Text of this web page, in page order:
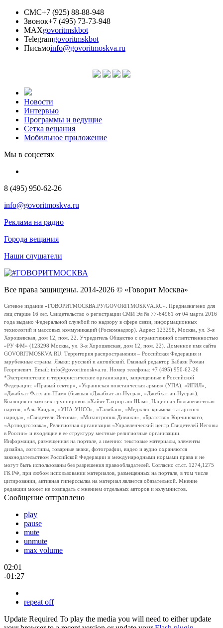
СМС+7 (925) 88-88-948
Звонок+7 (495) 73-73-948
MAXgovoritmskbot
Telegramgovoritmskbot
Письмоinfo@govoritmoskva.ru
Новости
Интервью
Программы и ведущие
Сетка вещания
Мобильное приложение
Мы в соцсетях
8 (495) 950-62-26
info@govoritmoskva.ru
Реклама на радио
Города вещания
Наши слушатели
Все права защищены. 2014-2026 © «Говорит Москва»
Сетевое издание «ГОВОРИТМОСКВА.РУ/GOVORITMOSKVA.RU». Предназначено для
лиц старше 16 лет. Свидетельство о регистрации СМИ Эл № 77-64961 от 04 марта 2016
года выдано Федеральной службой по надзору в сфере связи, информационных
технологий и массовых коммуникаций (Роскомнадзор). Адрес: 123298, Москва, ул. 3-я
Хорошевская, дом 12, пом. 22. Учредитель Общество с ограниченной ответственностью
«РУ ФМ» (123298 Москва, ул. 3-я Хорошевская, дом 12, пом. 22). Доменное имя сайта
GOVORITMOSKVA.RU. Территория распространения – Российская Федерация и
зарубежные страны. Языки: русский и английский. Главный редактор Бабаян Роман
Георгиевич. Email: info@govoritmoskva.ru. Номер телефона: +7 (495) 950-62-26
*Экстремистские и террористические организации, запрещенные в Российской
Федерации: «Правый сектор», «Украинская повстанческая армия» (УПА), «ИГИЛ»,
«Джабхат Фатх аш-Шам» (бывшая «Джабхат ан-Нусра», «Джебхат ан-Нусра»),
Коалиция исламских группировок «Хайят Тахрир аш-Шам», Национал-Большевистская
партия, «Аль-Каида», «УНА-УНСО», «Талибан», «Меджлис крымско-татарского
народа», «Свидетели Иеговы», «Мизантропик Дивижн», «Братство» Корчинского,
«Артподготовка», Религиозная организация «Управленческий центр Свидетелей Иеговы
в России» и входящие в ее структуру местные религиозные организации.
Информация, размещенная на портале, а именно: текстовые материалы, элементы
дизайна, логотипы, товарные знаки, фотографии, видео и аудио охраняются
законодательством Российской Федерации и международными нормами права и не
могут быть использованы без разрешения правообладателей. Согласно ст.ст. 1274,1275
ГК РФ, при любом использовании материалов, размещенных на портале, в том числе
цитировании, активная гиперссылка на материал является обязательной. Мнение
редакции может не совпадать с мнением отдельных авторов и колумнистов.
Сообщение отправлено
play
pause
mute
unmute
max volume
02:01
-01:27
repeat off
Update Required To play the media you will need to either update